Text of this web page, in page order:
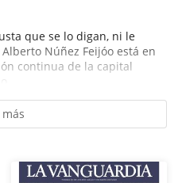
que se lo digan, ni le
Núñez Feijóo está en
continua de la capital